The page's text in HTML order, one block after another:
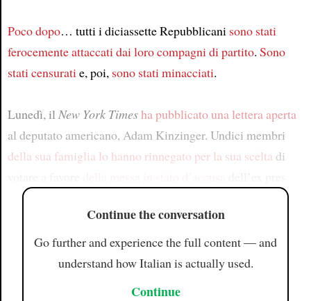
Poco dopo… tutti i diciassette Repubblicani sono stati
ferocemente attaccatidai loro compagni di partito. Sono
stati censuratie, poi, sono stati minacciati.
Lunedì, il New York Timesha pubblicato una lettera aperta
al deputato americano, Adam Kinzinger. Undici membri
della sua famiglia lo hanno rinnegato per la sua scelta di
Continue the conversation
Go further and experience the full content — and
understand how Italian is actually used.
Continue